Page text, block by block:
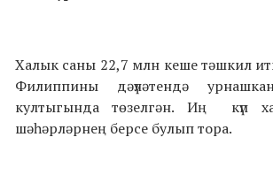
Халык саны 22,7 млн кеше тәшкил
Филиппины дәүләтендә
култыгында төзелгән. Иң күп
шәһәрләрнең берсе булып тора.